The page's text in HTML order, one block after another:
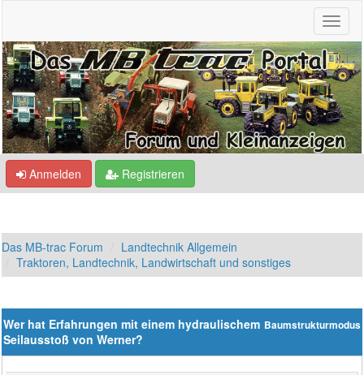
Anmelden Registrieren
Das MB-trac Forum
Landtechnik Allgemein
Traktoren, Landtechnik, Landwirtschaft und sonstiges
Baumstrukturmodus
Wer hat Erfahrungen mit einem hydraulischem
Seilausstoß von Werner?